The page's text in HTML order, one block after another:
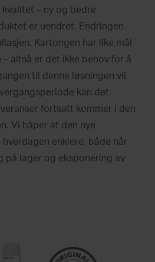
– ny og bedre
er uendret. Endringen
Kartongen har like mål
altså er det ikke behov for å
til denne løsningen vil
kan det
fortsatt kommer i den
Vi håper at den nye
enklere, både når
på lager og eksponering av